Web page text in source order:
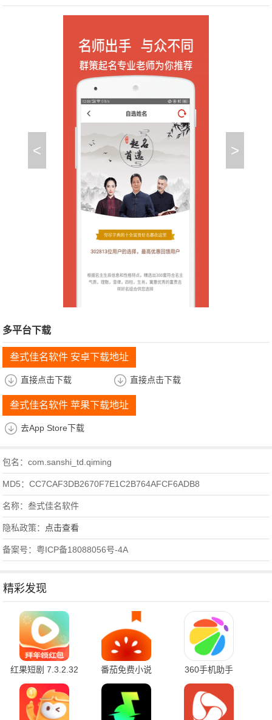
< >
多平台下载
叁式佳名软件 安卓下载地址
直接点击下载 直接点击下载
叁式佳名软件 苹果下载地址
去App Store下载
包名：com.sanshi_td.qiming
MD5：CC7CAF3DB2670F7E1C2B764AFCF6ADB8
名称：叁式佳名软件
隐私政策： 点击查看
备案号：粤ICP备18088056号-4A
精彩发现
红果短剧 7.3.2.32
官方版
番茄免费小说
7.3.1.32 安卓版
360手机助手
10.2.2 官方版